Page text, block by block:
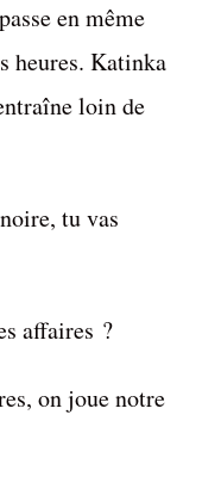
en même
heures. Katinka
loin de
tu vas
affaires ?
on joue notre